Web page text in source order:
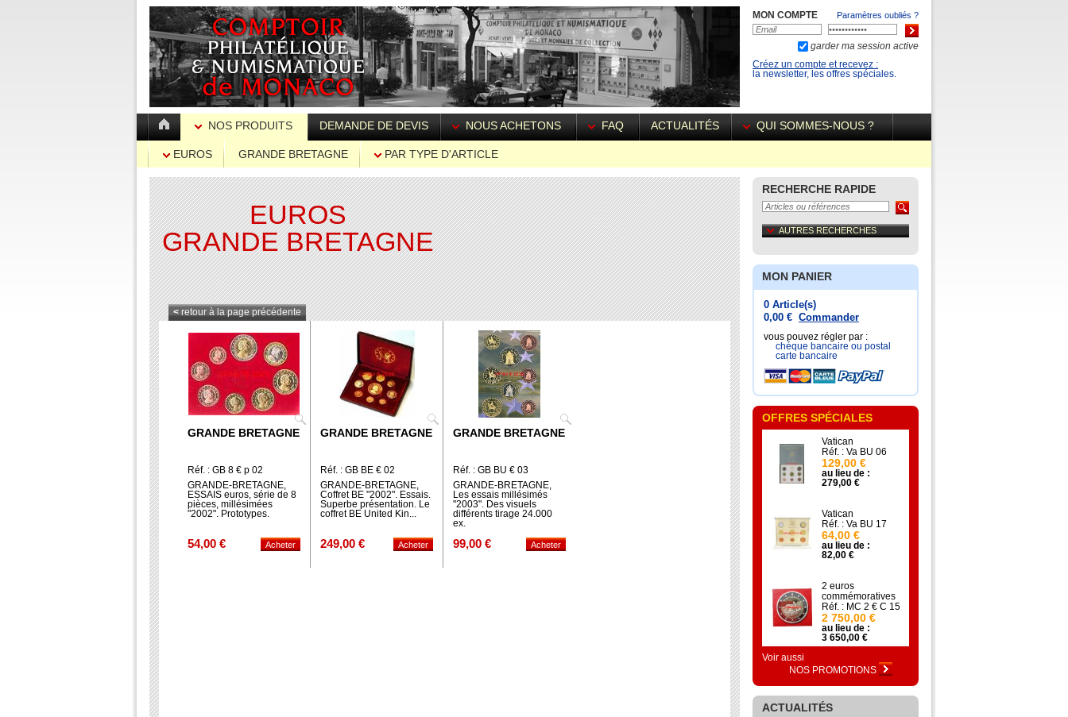
MON COMPTE Paramètres oubliés ?
garder ma session active
Créez un compte et recevez :
la newsletter, les offres spéciales.
NOS PRODUITS DEMANDE DE DEVIS NOUS ACHETONS FAQ ACTUALITÉS QUI SOMMES-NOUS ?
EUROS GRANDE BRETAGNE PAR TYPE D'ARTICLE
EUROS
GRANDE BRETAGNE
< retour à la page précédente
GRANDE BRETAGNE
Réf. : GB 8 € p 02
GRANDE-BRETAGNE,
ESSAIS euros, série de 8
pièces, millésimées
"2002". Prototypes.
54,00 €
GRANDE BRETAGNE
Réf. : GB BE € 02
GRANDE-BRETAGNE,
Coffret BE "2002". Essais.
Superbe présentation. Le
coffret BE United Kin...
249,00 €
GRANDE BRETAGNE
Réf. : GB BU € 03
GRANDE-BRETAGNE,
Les essais millésimés
"2003". Des visuels
différents tirage 24.000
ex.
99,00 €
RECHERCHE RAPIDE
AUTRES RECHERCHES
MON PANIER
0 Article(s)
0,00 € Commander
vous pouvez régler par :
chéque bancaire ou postal
carte bancaire
OFFRES SPÉCIALES
Vatican
Réf. : Va BU 06
129,00 €
au lieu de :
279,00 €
Vatican
Réf. : Va BU 17
64,00 €
au lieu de :
82,00 €
2 euros
commémoratives
Réf. : MC 2 € C 15
2 750,00 €
au lieu de :
3 650,00 €
Voir aussi
NOS PROMOTIONS
ACTUALITÉS